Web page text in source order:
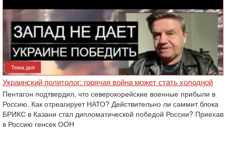
Тема дня
Украинский политолог: горячая война может стать холодной
Пентагон подтвердил, что северокорейские военные прибыли в
Россию. Как отреагирует НАТО? Действительно ли саммит блока
БРИКС в Казани стал дипломатической победой России? Приехав
в Россию генсек ООН